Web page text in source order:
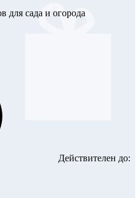
для сада и огорода
Действителен до: